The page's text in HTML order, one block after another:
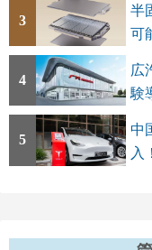
3
半
可
4
広
験
5
中
入